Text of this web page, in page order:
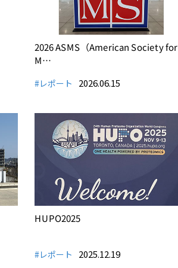
2026 ASMS（American Society for
M…
#レポート 2026.06.15
HUPO2025
#レポート 2025.12.19